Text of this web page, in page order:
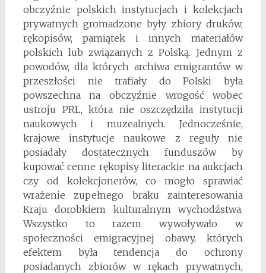
obczyźnie polskich instytucjach i kolekcjach
prywatnych gromadzone były zbiory druków,
rękopisów, pamiątek i innych materiałów
polskich lub związanych z Polską. Jednym z
powodów, dla których archiwa emigrantów w
przeszłości nie trafiały do Polski była
powszechna na obczyźnie wrogość wobec
ustroju PRL, która nie oszczędziła instytucji
naukowych i muzealnych. Jednocześnie,
krajowe instytucje naukowe z reguły nie
posiadały dostatecznych funduszów by
kupować cenne rękopisy literackie na aukcjach
czy od kolekcjonerów, co mogło sprawiać
wrażenie zupełnego braku zainteresowania
Kraju dorobkiem kulturalnym wychodźstwa.
Wszystko to razem wywoływało w
społeczności emigracyjnej obawy, których
efektem była tendencja do ochrony
posiadanych zbiorów w rękach prywatnych,